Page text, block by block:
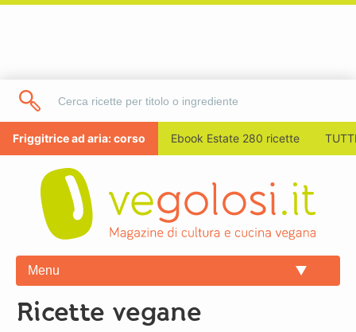
Friggitrice ad aria: corso Ebook Estate 280 ricette
Menu
Ricette vegane